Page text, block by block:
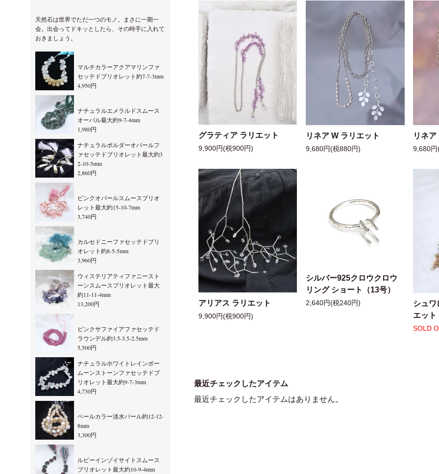
グラティア ラリエット
9,900円(税900円)
リネア W ラリエット
9,680円(税880円)
リネ
9,680
アリアス ラリエット
9,900円(税900円)
シルバー925クロウクロウ
リング ショート（13号）
2,640円(税240円)
シュワ
エット
SOLD
最近チェックしたアイテム
最近チェックしたアイテムはありません。
天然石は世界でただ一つのモノ。まさに一期一
会。出会ってドキッとしたら、その時手に入れて
おきましょう。
マルチカラーアクアマリンファ
セッテドブリオレット約7-7-3mm
4,950円
ナチュラルエメラルドスムース
オーバル最大約9-7-4mm
1,980円
ナチュラルボルダーオパールフ
ァセッテドブリオレット最大約3
2-10-5mm
2,860円
ピンクオパールスムースブリオ
レット最大約15-10-7mm
3,740円
カルセドニーファセッテドブリ
オレット約8-5-5mm
3,960円
ウィステリアティファニースト
ーンスムースブリオレット最大
約11-11-4mm
13,200円
ピンクサファイアファセッテド
ラウンデル約3.5-3.5-2.5mm
5,500円
ナチュラルホワイトレインボー
ムーンストーンファセッテドブ
リオレット最大約9-7-3mm
4,730円
ペールカラー淡水パール約12-12-
8mm
3,300円
ルビーインゾイサイトスムース
ブリオレット最大約10-9-4mm